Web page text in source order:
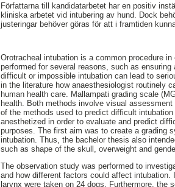
Författarna till kandidatarbetet har en positiv
kliniska arbetet vid intubering av hund. Dock
justeringar behöver göras för att i framtiden
Orotracheal intubation is a common procedure
performed for several reasons, such as
difficult or impossible intubation can lead to
in the literature how anaesthesiologist routinely
human health care. Mallampati grading scale
health. Both methods involve visual
of the methods used to predict difficult
anesthetized in order to evaluate and predict
purposes. The first aim was to create a grading
intubation. Thus, the bachelor thesis also
such as shape of the skull, overweight and
The observation study was performed to
and how different factors could affect intubation.
larynx were taken on 24 dogs. Furthermore, the